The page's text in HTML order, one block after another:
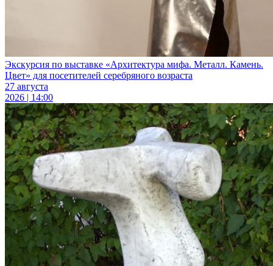
Экскурсия по выставке «Архитектура мифа. Металл. Камень.
Цвет» для посетителей серебряного возраста
27 августа
2026 | 14:00